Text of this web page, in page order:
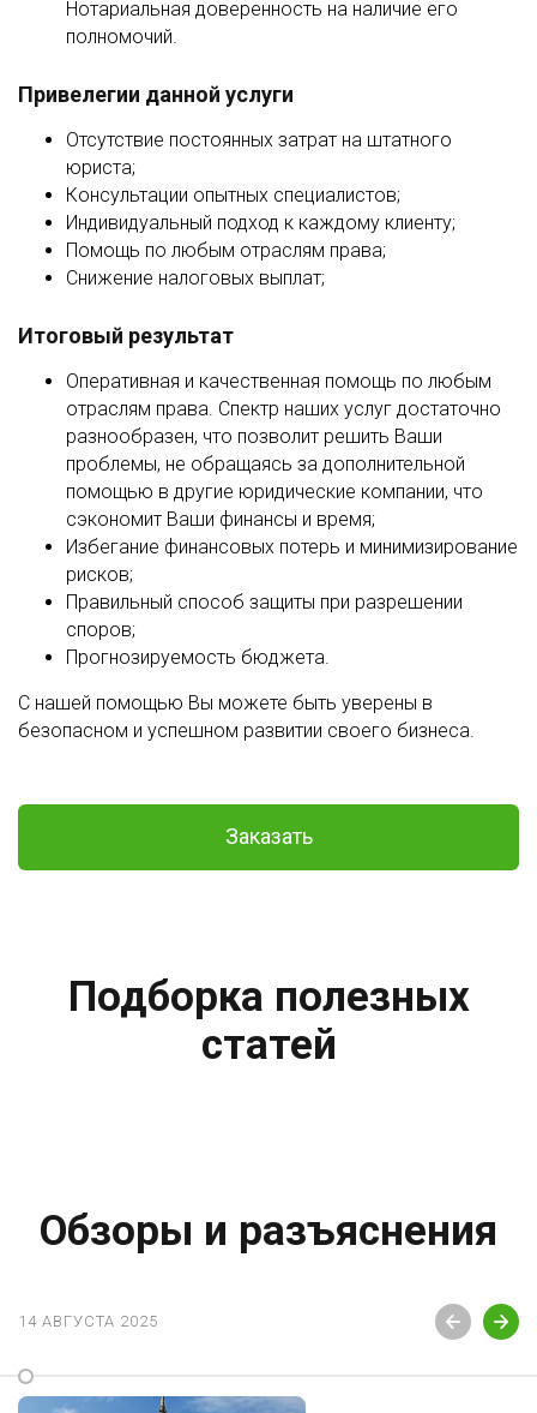
Нотариальная доверенность на наличие его
полномочий.
Привелегии данной услуги
Отсутствие постоянных затрат на штатного
юриста;
Консультации опытных специалистов;
Индивидуальный подход к каждому клиенту;
Помощь по любым отраслям права;
Снижение налоговых выплат;
Итоговый результат
Оперативная и качественная помощь по любым
отраслям права. Спектр наших услуг достаточно
разнообразен, что позволит решить Ваши
проблемы, не обращаясь за дополнительной
помощью в другие юридические компании, что
сэкономит Ваши финансы и время;
Избегание финансовых потерь и минимизирование
рисков;
Правильный способ защиты при разрешении
споров;
Прогнозируемость бюджета.
С нашей помощью Вы можете быть уверены в
безопасном и успешном развитии своего бизнеса.
Заказать
Подборка полезных
статей
Обзоры и разъяснения
14 АВГУСТА 2025